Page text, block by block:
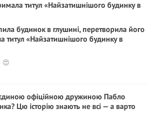
будинок в глушині, перетворила його
титул «Найзатишнішого будинку в
😍